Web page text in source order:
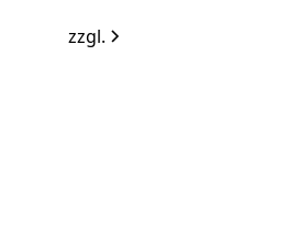
zzgl.